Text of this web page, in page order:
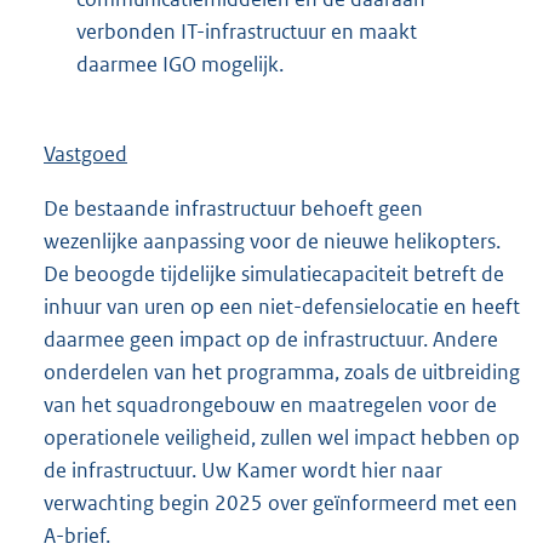
verbonden IT-infrastructuur en maakt
daarmee IGO mogelijk.
Vastgoed
De bestaande infrastructuur behoeft geen
wezenlijke aanpassing voor de nieuwe helikopters.
De beoogde tijdelijke simulatiecapaciteit betreft de
inhuur van uren op een niet-defensielocatie en heeft
daarmee geen impact op de infrastructuur. Andere
onderdelen van het programma, zoals de uitbreiding
van het squadrongebouw en maatregelen voor de
operationele veiligheid, zullen wel impact hebben op
de infrastructuur. Uw Kamer wordt hier naar
verwachting begin 2025 over geïnformeerd met een
A-brief.